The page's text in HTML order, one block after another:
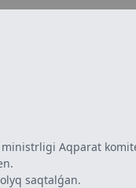
ministrligi Aqparat
saqtalǵan.